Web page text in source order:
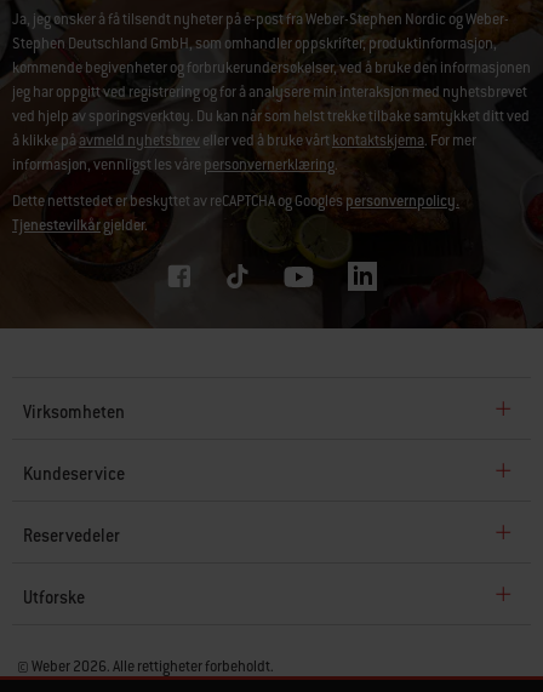
Ja, jeg ønsker å få tilsendt nyheter på e-post fra Weber-Stephen Nordic og Weber-
Stephen Deutschland GmbH, som omhandler oppskrifter, produktinformasjon,
kommende begivenheter og forbrukerundersøkelser, ved å bruke den informasjonen
jeg har oppgitt ved registrering og for å analysere min interaksjon med nyhetsbrevet
ved hjelp av sporingsverktøy. Du kan når som helst trekke tilbake samtykket ditt ved
å klikke påavmeld nyhetsbreveller ved å bruke vårtkontaktskjema. For mer
informasjon, vennligst les vårepersonvernerklæring.
Dette nettstedet er beskyttet av reCAPTCHA og Googlespersonvernpolicy.
Tjenestevilkårgjelder.
Virksomheten
Kundeservice
Reservedeler
Utforske
© Weber 2026. Alle rettigheter forbeholdt.